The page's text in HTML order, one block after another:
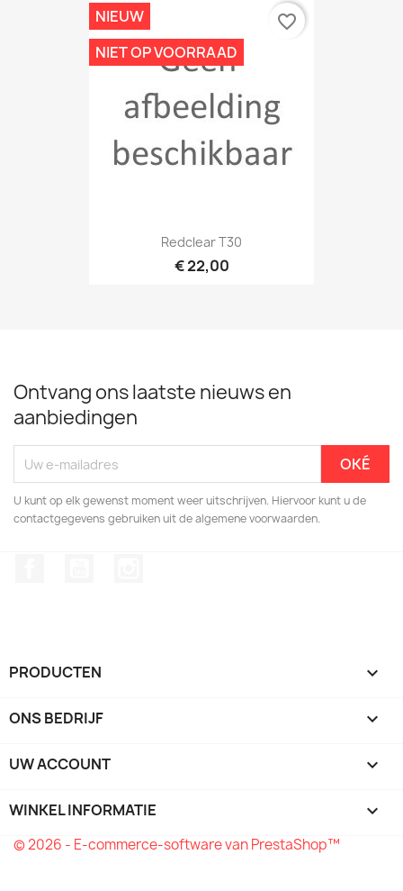
Redclear T30
€ 22,00
NIEUW
NIET OP VOORRAAD
favorite_border
Ontvang ons laatste nieuws en
aanbiedingen
U kunt op elk gewenst moment weer uitschrijven. Hiervoor kunt u de
contactgegevens gebruiken uit de algemene voorwaarden.
PRODUCTEN 
ONS BEDRIJF 
UW ACCOUNT 
WINKEL INFORMATIE keyboard_arrow_down
© 2026 - E-commerce-software van PrestaShop™